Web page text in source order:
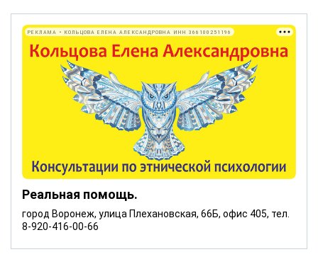
Реальная помощь.
город Воронеж, улица Плехановская, 66Б, офис 405, тел.
8-920-416-00-66
РЕКЛАМА • КОЛЬЦОВА ЕЛЕНА АЛЕКСАНДРОВНА ИНН 366100251196